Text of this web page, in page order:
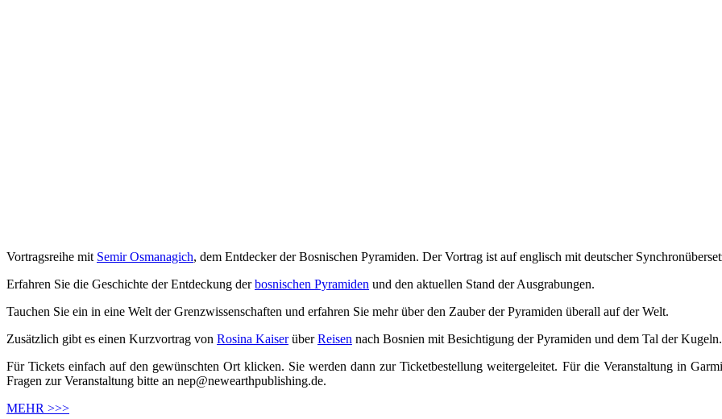
Vortragsreihe mit Semir Osmanagich, dem Entdecker der Bosnischen Pyramiden. Der Vortrag ist auf englisch mit deutscher
Erfahren Sie die Geschichte der Entdeckung derbosnischen Pyramiden und den aktuellen Stand der Ausgrabungen.
Tauchen Sie ein in eine Welt der Grenzwissenschaften und erfahren Sie mehr über den Zauber der Pyramiden überall auf der Welt.
Zusätzlich gibt es einen Kurzvortrag von Rosina KaiserüberReisen nach Bosnien mit Besichtigung der Pyramiden und dem Tal der Kugeln.
Für Tickets einfach auf den gewünschten Ort klicken. Sie werden dann zur Ticketbestellung weitergeleitet. Für die Veranstaltung in
Fragen zur Veranstaltung bitte an nep@newearthpublishing.de.
MEHR >>>